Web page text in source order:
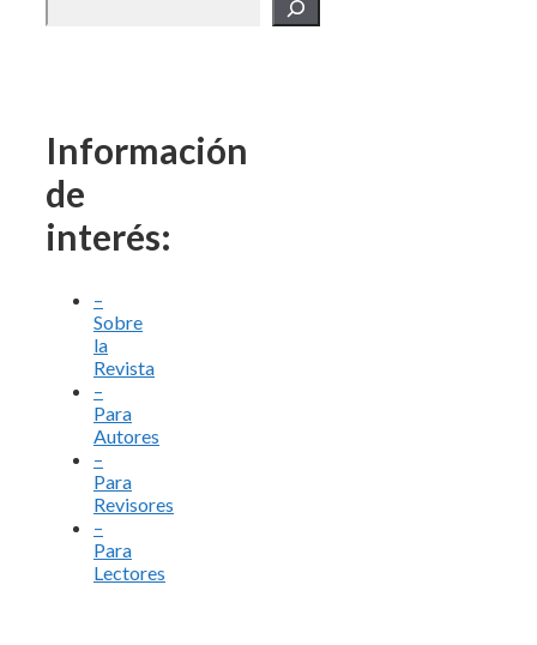
Información
de
interés:
–
Sobre
la
Revista
–
Para
Autores
–
Para
Revisores
–
Para
Lectores